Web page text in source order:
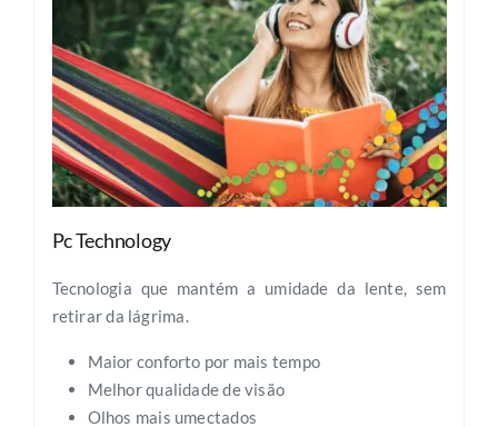
Pc Technology
Tecnologia que mantém a umidade da lente, sem
retirar da lágrima.
Maior conforto por mais tempo
Melhor qualidade de visão
Olhos mais umectados